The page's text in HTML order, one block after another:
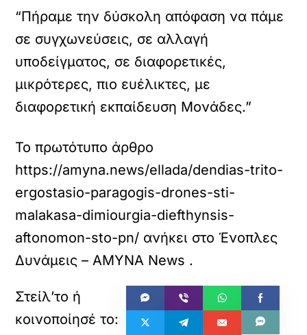
“Πήραμε την δύσκολη απόφαση να πάμε
σε συγχωνεύσεις, σε αλλαγή
υποδείγματος, σε διαφορετικές,
μικρότερες, πιο ευέλικτες, με
διαφορετική εκπαίδευση Μονάδες.”
Το πρωτότυπο άρθρο
https://amyna.news/ellada/dendias-trito-
ergostasio-paragogis-drones-sti-
malakasa-dimiourgia-diefthynsis-
aftonomon-sto-pn/ ανήκει στο Ένοπλες
Δυνάμεις – ΑΜΥΝΑ News .